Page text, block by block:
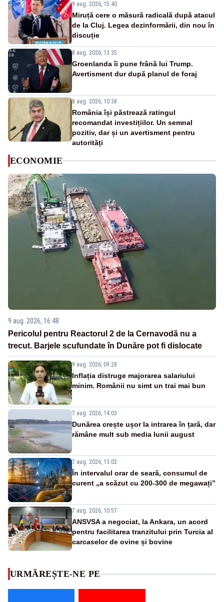
9 aug. 2026, 15:40
Miruță cere o măsură radicală după atacul
de la Cluj. Legea dezinformării, din nou în
discuție
8 aug. 2026, 13:35
Groenlanda îi pune frână lui Trump.
Avertisment dur după planul de foraj
8 aug. 2026, 10:38
România își păstrează ratingul
recomandat investițiilor. Un semnal
pozitiv, dar și un avertisment pentru
autorități
ECONOMIE
9 aug. 2026, 16:48
Pericolul pentru Reactorul 2 de la Cernavodă nu a
trecut. Barjele scufundate în Dunăre pot fi dislocate
9 aug. 2026, 09:28
Inflația distruge majorarea salariului
minim. Românii nu simt un trai mai bun
7 aug. 2026, 14:03
Dunărea crește ușor la intrarea în țară, dar
rămâne mult sub media lunii august
7 aug. 2026, 13:02
În intervalul orar de seară, consumul de
curent „a scăzut cu 200-300 de megawați”
7 aug. 2026, 10:57
ANSVSA a negociat, la Ankara, un acord
pentru facilitarea tranzitului prin Turcia al
carcaselor de ovine și bovine
URMĂREȘTE-NE PE